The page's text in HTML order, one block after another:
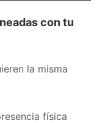
con tu
la misma
física